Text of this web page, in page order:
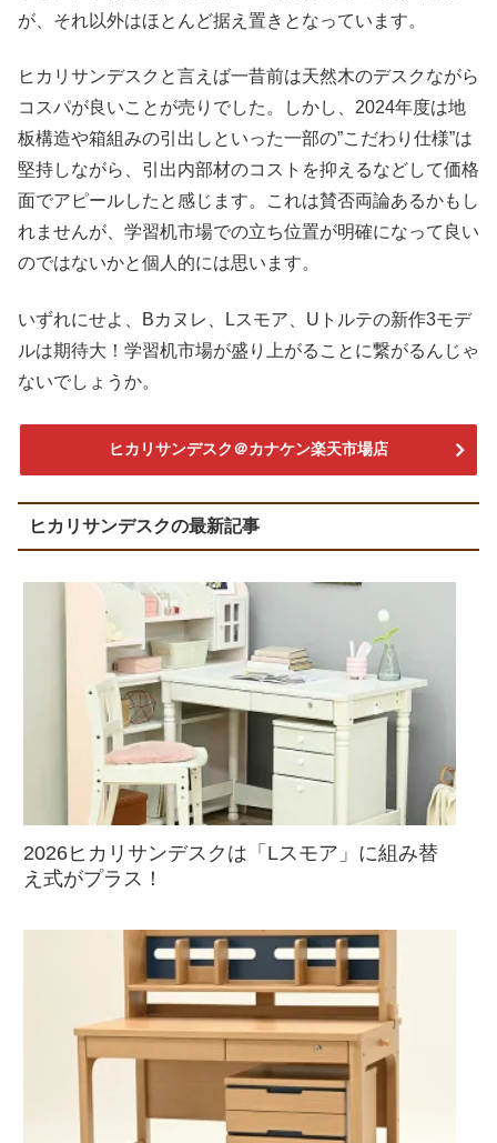
が、それ以外はほとんど据え置きとなっています。
ヒカリサンデスクと言えば一昔前は天然木のデスクながら
コスパが良いことが売りでした。しかし、2024年度は地
板構造や箱組みの引出しといった一部の”こだわり仕様”は
堅持しながら、引出内部材のコストを抑えるなどして価格
面でアピールしたと感じます。これは賛否両論あるかもし
れませんが、学習机市場での立ち位置が明確になって良い
のではないかと個人的には思います。
いずれにせよ、Bカヌレ、Lスモア、Uトルテの新作3モデ
ルは期待大！学習机市場が盛り上がることに繋がるんじゃ
ないでしょうか。
ヒカリサンデスク＠カナケン楽天市場店
ヒカリサンデスクの最新記事
2026ヒカリサンデスクは「Lスモア」に組み替
え式がプラス！